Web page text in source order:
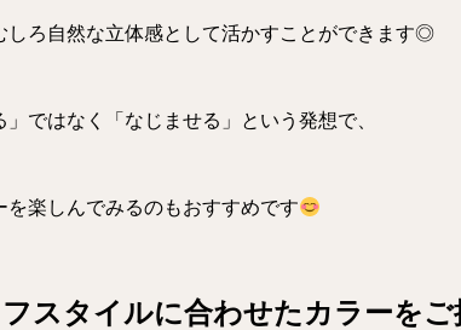
しろ自然な立体感として活かすことができます◎
ではなく「なじませる」という発想で、
を楽しんでみるのもおすすめです
スタイルに合わせたカラーをご